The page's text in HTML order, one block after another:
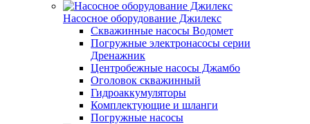
Насосное оборудование Джилекс
Скважинные насосы Водомет
Погружные электронасосы серии
Дренажник
Центробежные насосы Джамбо
Оголовок скважинный
Гидроаккумуляторы
Комплектующие и шланги
Погружные насосы